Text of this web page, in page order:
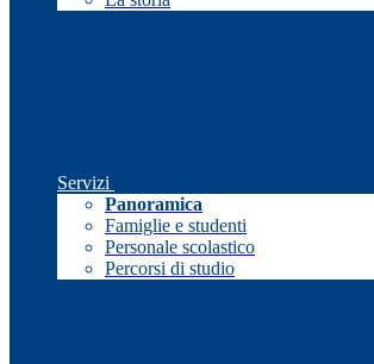
Servizi
Panoramica
Famiglie e studenti
Personale scolastico
Percorsi di studio